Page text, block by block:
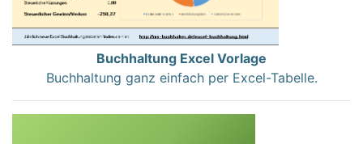
Buchhaltung Excel Vorlage
Buchhaltung ganz einfach per Excel-Tabelle.